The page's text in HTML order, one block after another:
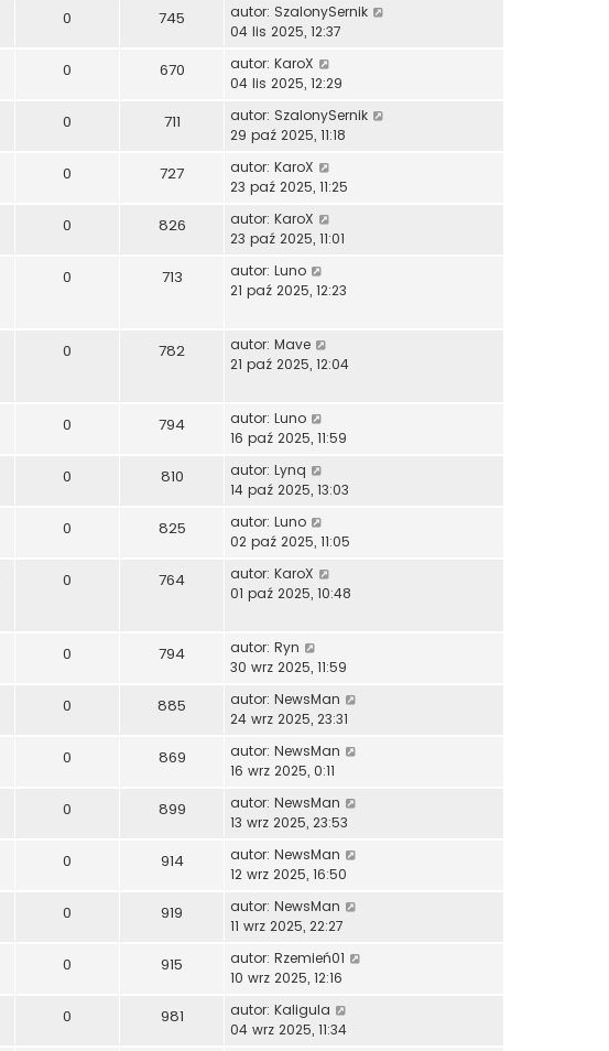
0 745 autor: SzalonySernik
04 lis 2025, 12:37
0 670 autor: KaroX
04 lis 2025, 12:29
0 711 autor: SzalonySernik
29 paź 2025, 11:18
0 727 autor: KaroX
23 paź 2025, 11:25
0 826 autor: KaroX
23 paź 2025, 11:01
0 713 autor: Luno
21 paź 2025, 12:23
0 782 autor: Mave
21 paź 2025, 12:04
0 794 autor: Luno
16 paź 2025, 11:59
0 810 autor: Lynq
14 paź 2025, 13:03
0 825 autor: Luno
02 paź 2025, 11:05
0 764 autor: KaroX
01 paź 2025, 10:48
0 794 autor: Ryn
30 wrz 2025, 11:59
0 885 autor: NewsMan
24 wrz 2025, 23:31
0 869 autor: NewsMan
16 wrz 2025, 0:11
0 899 autor: NewsMan
13 wrz 2025, 23:53
0 914 autor: NewsMan
12 wrz 2025, 16:50
0 919 autor: NewsMan
11 wrz 2025, 22:27
0 915 autor: Rzemień01
10 wrz 2025, 12:16
0 981 autor: Kaligula
04 wrz 2025, 11:34